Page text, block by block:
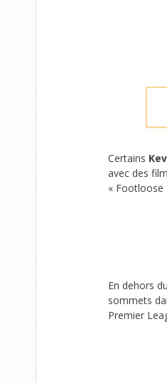
Certains
avec des
« Footloose
En dehors
sommets
Premier